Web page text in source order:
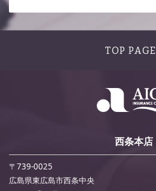
TOP PAGE
西条本店
〒739-0025
広島県東広島市西条中央